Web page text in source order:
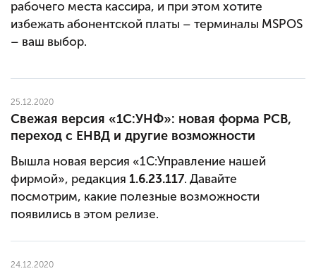
рабочего места кассира, и при этом хотите
избежать абонентской платы – терминалы MSPOS
– ваш выбор.
25.12.2020
Свежая версия «1С:УНФ»: новая форма РСВ,
переход с ЕНВД и другие возможности
Вышла новая версия «1С:Управление нашей
фирмой», редакция 1.6.23.117. Давайте
посмотрим, какие полезные возможности
появились в этом релизе.
24.12.2020